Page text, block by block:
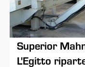
Superior
L'Egitto